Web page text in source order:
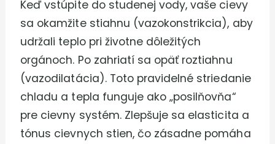
Keď vstúpite do studenej vody, vaše cievy
sa okamžite stiahnu (vazokonstrikcia), aby
udržali teplo pri životne dôležitých
orgánoch. Po zahriatí sa opäť roztiahnu
(vazodilatácia). Toto pravidelné striedanie
chladu a tepla funguje ako „posilňovňa“
pre cievny systém. Zlepšuje sa elasticita a
tónus cievnych stien, čo zásadne pomáha